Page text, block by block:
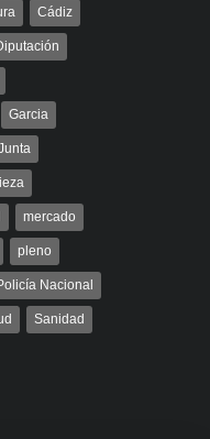
Cádiz
Garcia
mercado
pleno
Nacional
Sanidad